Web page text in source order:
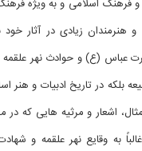
و فرهنگ اسلامی و به ویژه
و هنرمندان زیادی در آثار
عباس (ع) و حوادث نهر علقمه
بلکه در تاریخ ادبیات و هنر
اشعار و مرثیه‌ هایی که در
به وقایع نهر علقمه و